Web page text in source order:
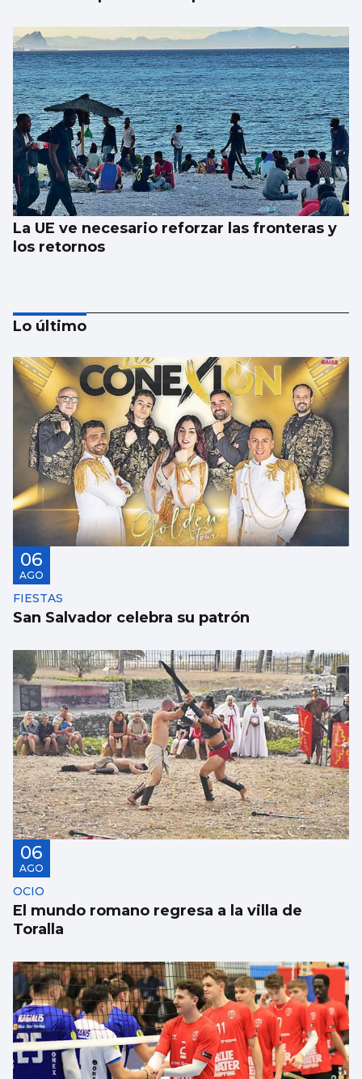
La UE ve necesario reforzar las fronteras y
los retornos
AVALANCHA EN LA FRONTERA
Marlaska insiste: “No hubo ni informe ni
aviso del CNI”
Lo último
06
AGO
FIESTAS
San Salvador celebra su patrón
06
AGO
OCIO
El mundo romano regresa a la villa de
Toralla